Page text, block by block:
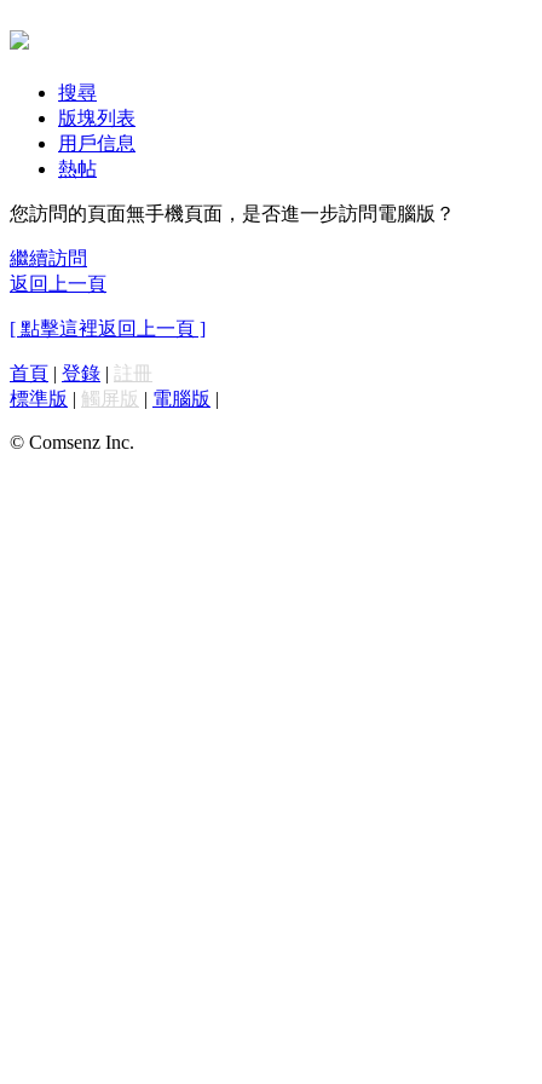
搜尋
版塊列表
用戶信息
熱帖
您訪問的頁面無手機頁面，是否進一步訪問電腦版？
繼續訪問
返回上一頁
[ 點擊這裡返回上一頁 ]
首頁 | 登錄 | 註冊
標準版 | 觸屏版 | 電腦版 |
© Comsenz Inc.